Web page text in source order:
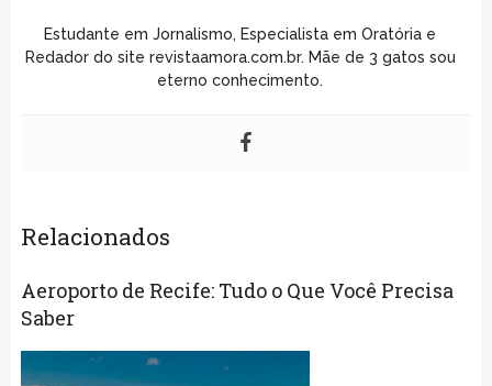
Estudante em Jornalismo, Especialista em Oratória e
Redador do site revistaamora.com.br. Mãe de 3 gatos sou
eterno conhecimento.
Relacionados
Aeroporto de Recife: Tudo o Que Você Precisa
Saber